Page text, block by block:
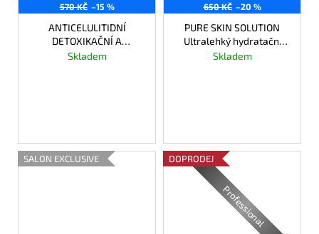
570 KČ –15 %
ANTICELULITIDNÍ
DETOXIKAČNÍ A
ZEŠTÍHLUJÍCÍ GEL S
Skladem
650 KČ –20 %
PURE SKIN SOLUTION
Ultralehký hydratační
krém - emulze
Skladem
SALON EXCLUSIVE
Professional
DOPRODEJ